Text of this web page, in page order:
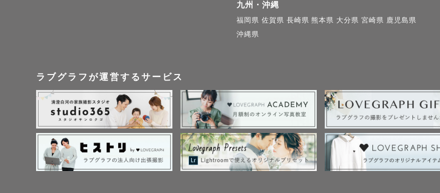
■ お子さま・ファミリー撮影について
人見知りのお子さまもご安心ください。
遊びながら、自然な笑顔やしぐさを引き出していきます。
太宰府天満宮でのお宮参り・七五三撮影にも対応しております。
撮影の流れや注意点も含めて、スムーズにご案内いたします。
九州・沖縄
福岡県 佐賀県 長崎県 熊本県 大分県 宮崎県 鹿児島県
沖縄県
ラブグラフが運営するサービス